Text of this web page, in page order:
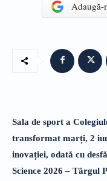
Adaugă-
Sala de sport a
transformat marți, 2
inovației, odată cu
Science 2026 – Târgul